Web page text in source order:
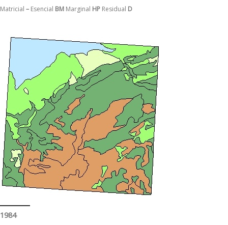
Matricial – Esencial BM Marginal HP Residual D
1984